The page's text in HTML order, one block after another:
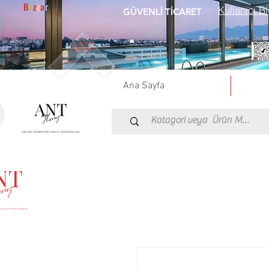
Bazzar GÜVENLİ TİCARET Kullanıcı
Ana Sayfa